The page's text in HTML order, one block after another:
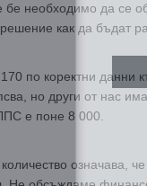
необходимо да се
как да бъдат
по коректни данни
но други от нас
е поне 8 000.
означава,